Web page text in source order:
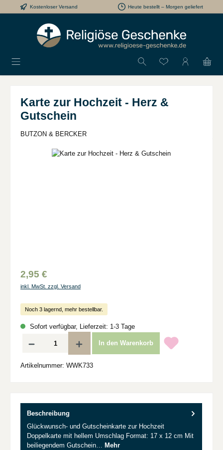
Zum Hauptinhalt springen
Kostenloser Versand Heute bestellt – Morgen geliefert
Du hast 0
Karte zur Hochzeit - Herz &
Gutschein
BUTZON & BERCKER
Bildergalerie überspringen
2,95 €
inkl. MwSt. zzgl. Versand
Noch 3 lagernd, mehr bestellbar.
Sofort verfügbar, Lieferzeit: 1-3 Tage
Produkt Anzahl: Gib den gewünschten Wert ein oder benutze die Schaltflächen
In den Warenkorb
Artikelnummer: WWK733
Beschreibung
Glückwunsch- und Gutscheinkarte zur Hochzeit
Doppelkarte mit hellem Umschlag Format: 17 x 12 cm Mit
beiliegendem Gutschein… Mehr